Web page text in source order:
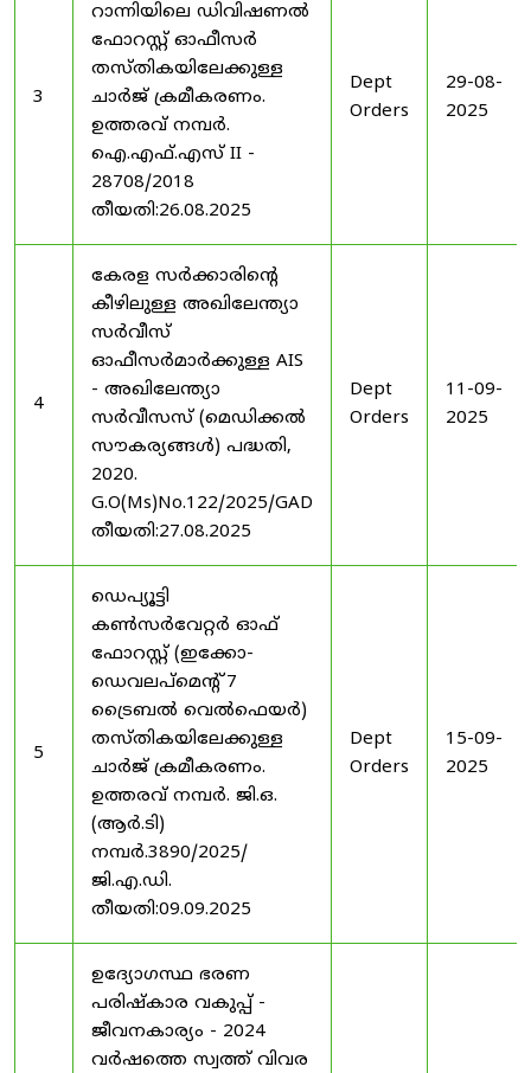
3
റാന്നിയിലെ ഡിവിഷണൽ
ഫോറസ്റ്റ് ഓഫീസർ
തസ്തികയിലേക്കുള്ള
ചാർജ് ക്രമീകരണം.
ഉത്തരവ് നമ്പർ.
ഐ.എഫ്.എസ് II -
28708/2018
തീയതി:26.08.2025
Dept
Orders
29-08-
2025
4
കേരള സർക്കാരിന്റെ
കീഴിലുള്ള അഖിലേന്ത്യാ
സർവീസ്
ഓഫീസർമാർക്കുള്ള AIS
- അഖിലേന്ത്യാ
സർവീസസ് (മെഡിക്കൽ
സൗകര്യങ്ങൾ) പദ്ധതി,
2020.
G.O(Ms)No.122/2025/GAD
തീയതി:27.08.2025
Dept
Orders
11-09-
2025
5
ഡെപ്യൂട്ടി
കൺസർവേറ്റർ ഓഫ്
ഫോറസ്റ്റ് (ഇക്കോ-
ഡെവലപ്മെന്റ് 7
ട്രൈബൽ വെൽഫെയർ)
തസ്തികയിലേക്കുള്ള
ചാർജ് ക്രമീകരണം.
ഉത്തരവ് നമ്പർ. ജി.ഒ.
(ആർ.ടി)
നമ്പർ.3890/2025/
ജി.എ.ഡി.
തീയതി:09.09.2025
Dept
Orders
15-09-
2025
ഉദ്യോഗസ്ഥ ഭരണ
പരിഷ്കാര വകുപ്പ് -
ജീവനകാര്യം - 2024
വർഷത്തെ സ്വത്ത് വിവര